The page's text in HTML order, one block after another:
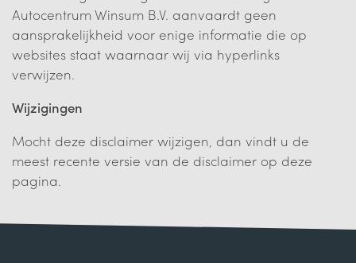
Autocentrum Winsum B.V. aanvaardt geen
aansprakelijkheid voor enige informatie die op
websites staat waarnaar wij via hyperlinks
verwijzen.
Wijzigingen
Mocht deze disclaimer wijzigen, dan vindt u de
meest recente versie van de disclaimer op deze
pagina.